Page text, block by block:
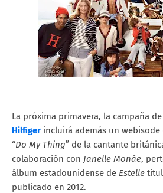
La próxima primavera, la campaña
Hilfiger incluirá además un
“Do My Thing” de la cantante
colaboración con Janelle Monáe,
álbum estadounidense de Estelle
publicado en 2012.